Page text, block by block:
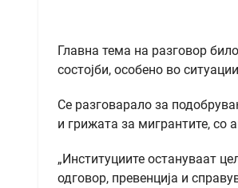
Главна тема на разговор
состојби, особено во
Се разговарало за
и грижата за мигрантите, со
„Институциите остануваат
одговор, превенција и